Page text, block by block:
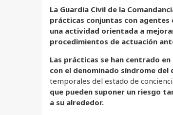
La Guardia Civil de la
prácticas conjuntas con agentes
una actividad orientada a
procedimientos de actuación
Las prácticas se han centrado
con el denominado síndrome
temporales del estado de
que pueden suponer un riesgo
a su alrededor.